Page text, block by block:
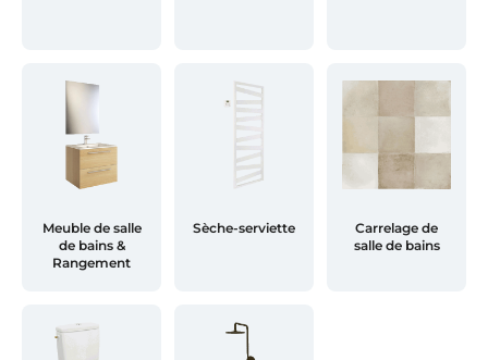
Meuble de salle
de bains &
Rangement
Sèche-serviette
Carrelage de
salle de bains